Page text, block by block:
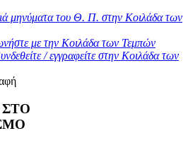
μηνύματα του Θ. Π. στην Κοιλάδα των
με την Κοιλάδα των Τεμπών
/ εγγραφείτε στην Κοιλάδα των